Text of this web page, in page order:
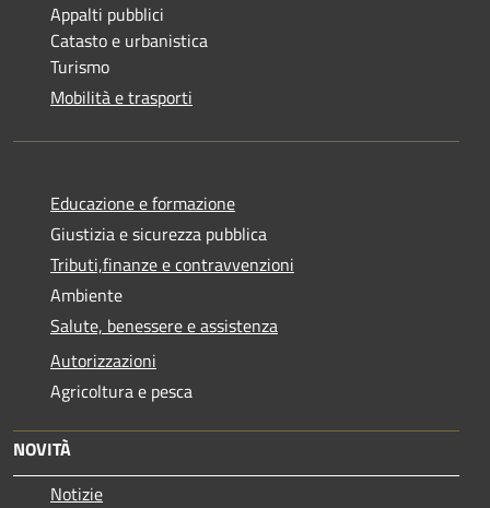
Appalti pubblici
Catasto e urbanistica
Turismo
Mobilità e trasporti
Educazione e formazione
Giustizia e sicurezza pubblica
Tributi,finanze e contravvenzioni
Ambiente
Salute, benessere e assistenza
Autorizzazioni
Agricoltura e pesca
NOVITÀ
Notizie